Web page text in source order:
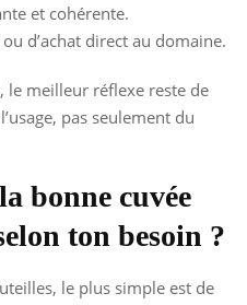
et cohérente.
d’achat direct au domaine.
le meilleur réflexe reste de
pas seulement du
bonne cuvée
ton besoin ?
le plus simple est de